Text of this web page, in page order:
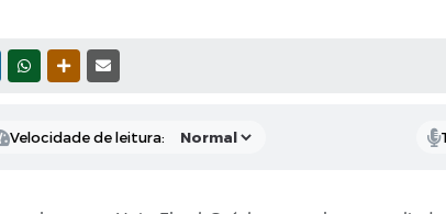
TWITTERWHATSAPPOUTRAS MÍDIAS
Velocidade de leitura: